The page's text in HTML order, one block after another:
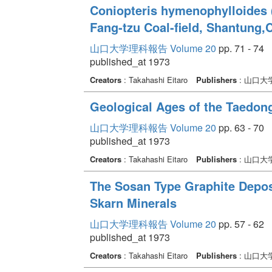
Coniopteris
Fang-tzu Coal-field,
山口大学理科報告 Volume 20 pp. 71 - 74
published_at 1973
Creators: Takahashi Eitaro Publishers: 山口大
Geological Ages of the
山口大学理科報告 Volume 20 pp. 63 - 70
published_at 1973
Creators: Takahashi Eitaro Publishers: 山口大
The Sosan Type Graphite
Skarn Minerals
山口大学理科報告 Volume 20 pp. 57 - 62
published_at 1973
Creators: Takahashi Eitaro Publishers: 山口大